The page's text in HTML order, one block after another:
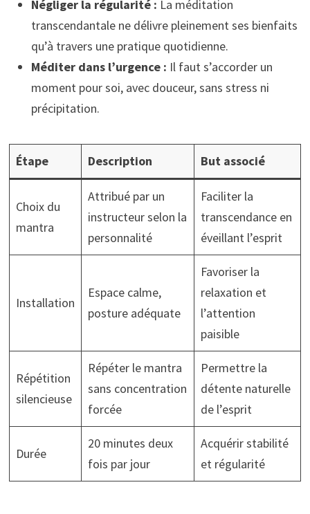
Négliger la régularité : La méditation
transcendantale ne délivre pleinement ses bienfaits
qu’à travers une pratique quotidienne.
Méditer dans l’urgence : Il faut s’accorder un
moment pour soi, avec douceur, sans stress ni
précipitation.
Étape Description But associé
Choix du
mantra
Attribué par un
instructeur selon la
personnalité
Faciliter la
transcendance en
éveillant l’esprit
Installation
Espace calme,
posture adéquate
Favoriser la
relaxation et
l’attention
paisible
Répétition
silencieuse
Répéter le mantra
sans concentration
forcée
Permettre la
détente naturelle
de l’esprit
Durée
20 minutes deux
fois par jour
Acquérir stabilité
et régularité